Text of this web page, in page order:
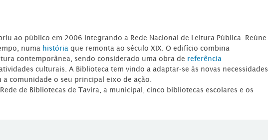
ao público em 2006 integrando a Rede Nacional de Leitura Pública. Reúne
numa história que remonta ao século XIX. O edifício combina
contemporânea, sendo considerado uma obra de referência
culturais. A Biblioteca tem vindo a adaptar-se às novas necessidades
comunidade o seu principal eixo de ação.
de Bibliotecas de Tavira, a municipal, cinco bibliotecas escolares e os